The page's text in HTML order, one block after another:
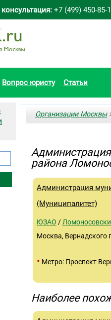
+7 (499) 450-85-
Вопрос юристу Статьи
Организации Москвы
района
Администрация
(Муниципалитет)
ЮЗАО /
Москва, Вернадского
• Метро: Проспект
Наиболее